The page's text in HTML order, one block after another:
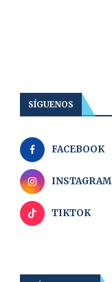
SÍGUENOS
FACEBOOK
INSTAGRAM
TIKTOK